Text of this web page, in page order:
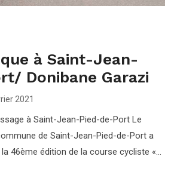
à Saint-Jean-
Donibane Garazi
2021
à Saint-Jean-Pied-de-Port Le
de Saint-Jean-Pied-de-Port a
46ème édition de la course cycliste «...